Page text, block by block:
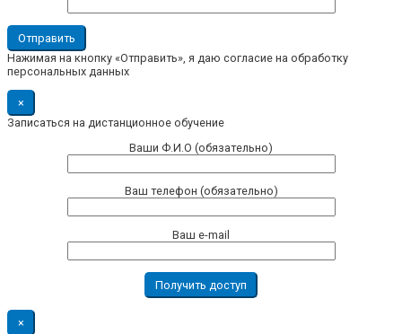
Нажимая на кнопку «Отправить», я даю согласие на обработку
персональных данных
×
Записаться на дистанционное обучение
Ваши Ф.И.О (обязательно)
Ваш телефон (обязательно)
Ваш e-mail
×